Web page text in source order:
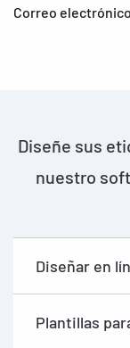
Correo
Diseñe sus
nuestro
Diseñar en
Plantillas